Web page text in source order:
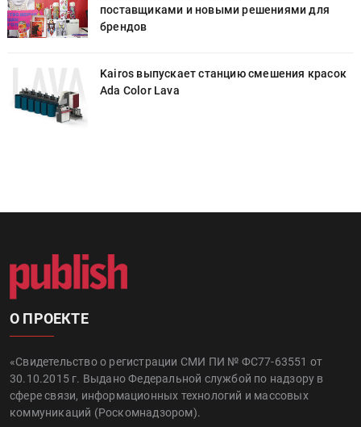
поставщиками и новыми решениями для
брендов
Kairos выпускает станцию смешения красок
Ada Color Lava
О ПРОЕКТЕ
«Свидетельство о регистрации СМИ ПИ № ФС77-63551 от
30.10.2015 г. Выдано Федеральной службой по надзору в
сфере связи, информационных технологий и массовых
коммуникаций (Роскомнадзором).